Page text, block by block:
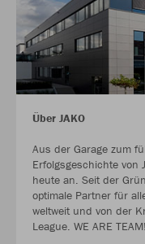
Über JAKO
Aus der Garage zum
Erfolgsgeschichte von
heute an. Seit der
optimale Partner für
weltweit und von der
League. WE ARE TEAM!